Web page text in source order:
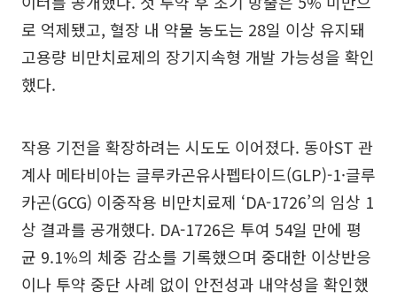
로 억제됐고, 혈장 내 약물 농도는 28일 이상 유지돼
고용량 비만치료제의 장기지속형 개발 가능성을 확인
했다.
작용 기전을 확장하려는 시도도 이어졌다. 동아ST 관
계사 메타비아는 글루카곤유사펩타이드(GLP)-1·글루
카곤(GCG) 이중작용 비만치료제 ‘DA-1726’의 임상 1
상 결과를 공개했다. DA-1726은 투여 54일 만에 평
균 9.1%의 체중 감소를 기록했으며 중대한 이상반응
이나 투약 중단 사례 없이 안전성과 내약성을 확인했